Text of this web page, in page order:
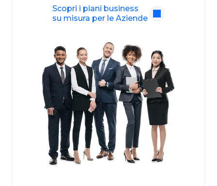
Scopri i piani business
su misura per le Aziende